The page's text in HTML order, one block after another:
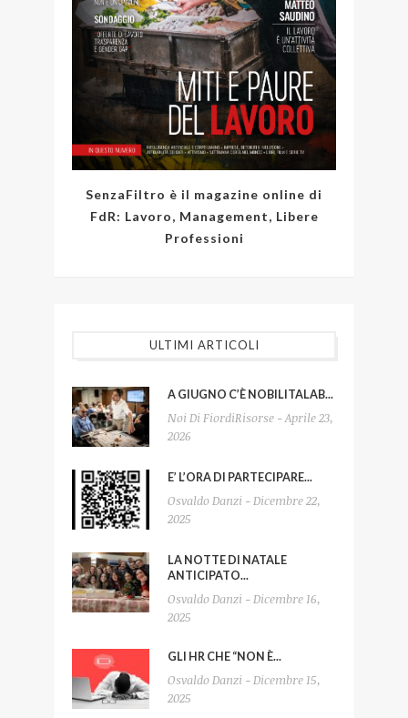
SenzaFiltro è il magazine online di
FdR: Lavoro, Management, Libere
Professioni
ULTIMI ARTICOLI
A GIUGNO C’È NOBILITALAB...
Noi Di FiordiRisorse - Aprile 23,
2026
E’ L’ORA DI PARTECIPARE...
Osvaldo Danzi - Dicembre 22,
2025
LA NOTTE DI NATALE
ANTICIPATO...
Osvaldo Danzi - Dicembre 16,
2025
GLI HR CHE “NON È...
Osvaldo Danzi - Dicembre 15,
2025